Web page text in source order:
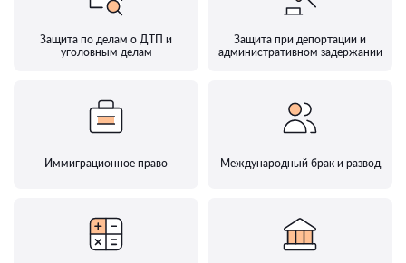
Защита по делам о ДТП и
уголовным делам
Защита при депортации и
административном задержании
Иммиграционное право Международный брак и развод